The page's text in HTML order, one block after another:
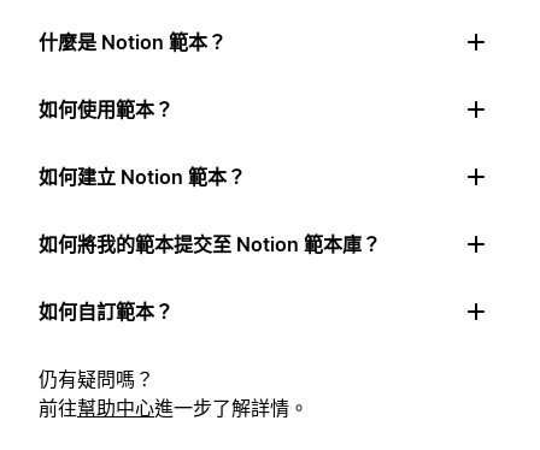
什麼是 Notion 範本？
如何使用範本？
如何建立 Notion 範本？
如何將我的範本提交至 Notion 範本庫？
如何自訂範本？
仍有疑問嗎？
前往幫助中心進一步了解詳情。